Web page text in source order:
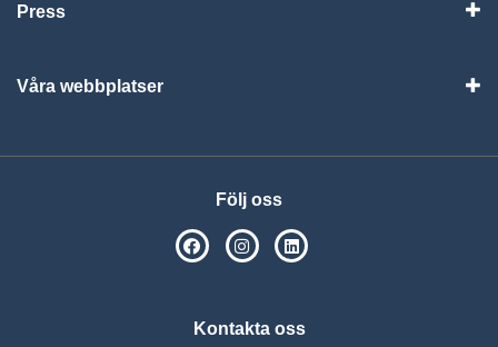
Press
Våra webbplatser
Följ oss
SPSM på Facebook
SPSM på Instagram
Kontakta oss